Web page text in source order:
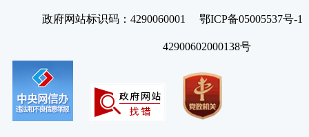
政府网站标识码：4290060001 鄂ICP备05005537号
42900602000138号